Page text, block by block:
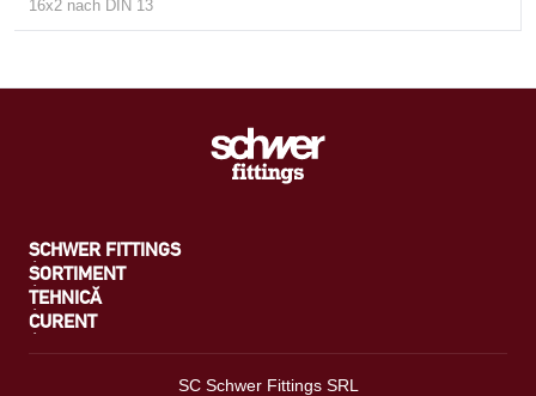
16x2 nach DIN 13
SCHWER FITTINGS
SORTIMENT
TEHNICĂ
CURENT
SC Schwer Fittings SRL